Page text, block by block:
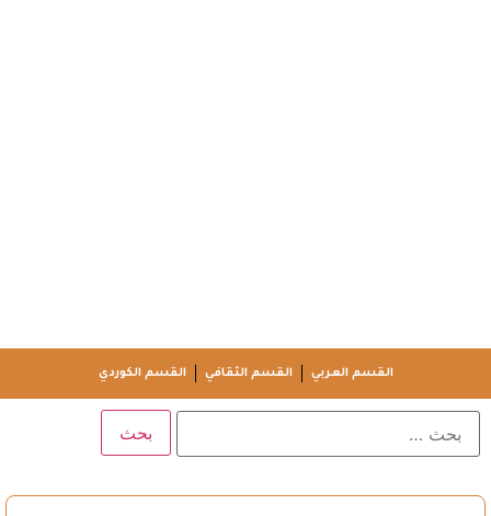
القسم العربي القسم الثقافي القسم الكوردي